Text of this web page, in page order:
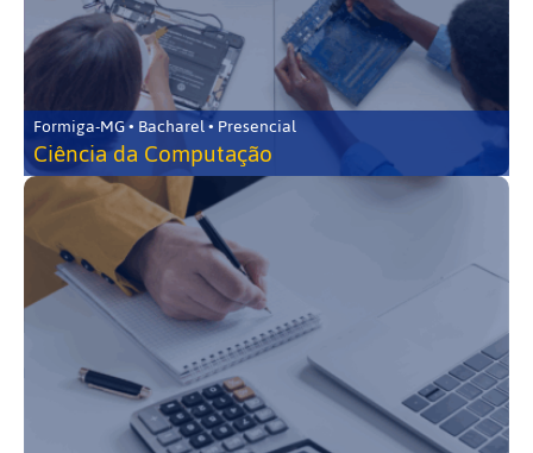
Formiga-MG • Bacharel • Presencial
Ciência da Computação